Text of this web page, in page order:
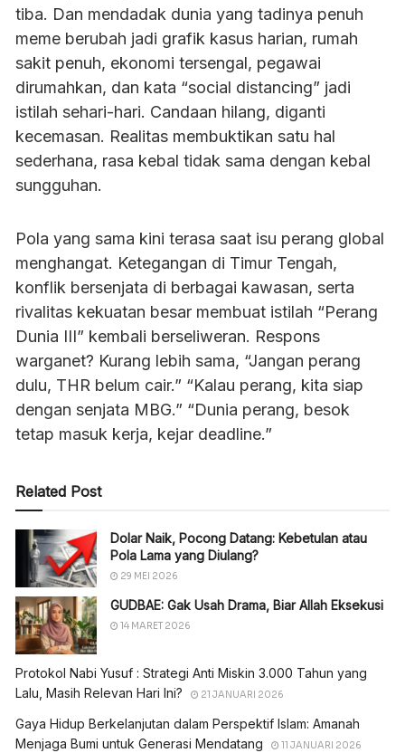
tiba. Dan mendadak dunia yang tadinya penuh
meme berubah jadi grafik kasus harian, rumah
sakit penuh, ekonomi tersengal, pegawai
dirumahkan, dan kata “social distancing” jadi
istilah sehari-hari. Candaan hilang, diganti
kecemasan. Realitas membuktikan satu hal
sederhana, rasa kebal tidak sama dengan kebal
sungguhan.
Pola yang sama kini terasa saat isu perang global
menghangat. Ketegangan di Timur Tengah,
konflik bersenjata di berbagai kawasan, serta
rivalitas kekuatan besar membuat istilah “Perang
Dunia III” kembali berseliweran. Respons
warganet? Kurang lebih sama, “Jangan perang
dulu, THR belum cair.” “Kalau perang, kita siap
dengan senjata MBG.” “Dunia perang, besok
tetap masuk kerja, kejar deadline.”
Related Post
Dolar Naik, Pocong Datang: Kebetulan atau
Pola Lama yang Diulang?
29 MEI 2026
GUDBAE: Gak Usah Drama, Biar Allah Eksekusi
14 MARET 2026
Protokol Nabi Yusuf : Strategi Anti Miskin 3.000 Tahun yang
Lalu, Masih Relevan Hari Ini?
21 JANUARI 2026
Gaya Hidup Berkelanjutan dalam Perspektif Islam: Amanah
Menjaga Bumi untuk Generasi Mendatang
11 JANUARI 2026